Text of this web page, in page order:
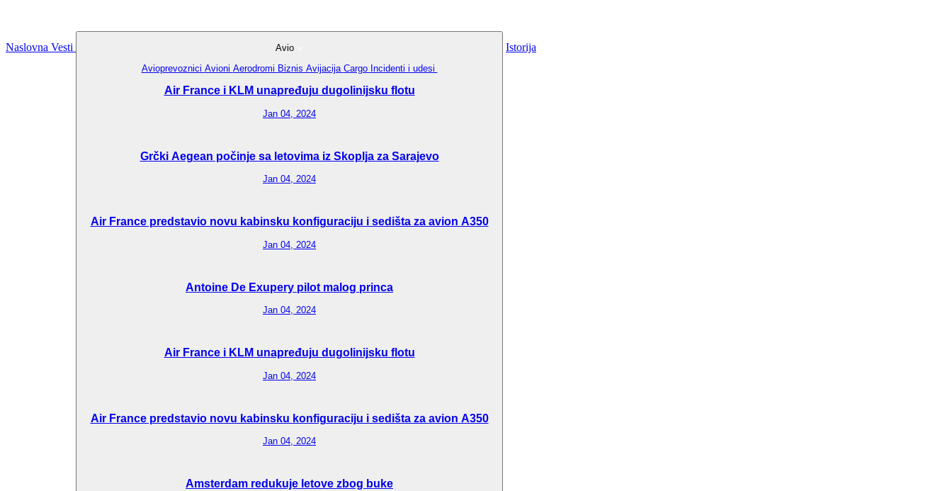
Naslovna Vesti
Avio
Avioprevoznici Avioni Aerodromi Biznis Avijacija Cargo Incidenti i udesi
Air France i KLM unapređuju dugolinijsku flotu
Jan 04, 2024
Grčki Aegean počinje sa letovima iz Skoplja za Sarajevo
Jan 04, 2024
Air France predstavio novu kabinsku konfiguraciju i sedišta za avion A350
Jan 04, 2024
Antoine De Exupery pilot malog princa
Jan 04, 2024
Air France i KLM unapređuju dugolinijsku flotu
Jan 04, 2024
Air France predstavio novu kabinsku konfiguraciju i sedišta za avion A350
Jan 04, 2024
Amsterdam redukuje letove zbog buke
Istorija